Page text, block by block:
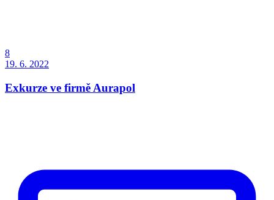
8
19. 6. 2022
Exkurze ve firmě Aurapol